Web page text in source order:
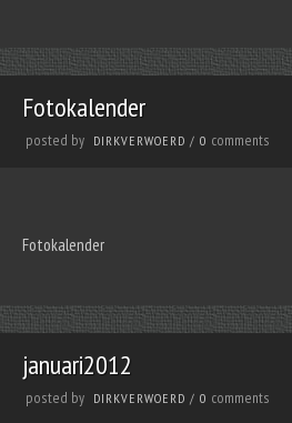
Fotokalender
posted by DIRKVERWOERD / 0 comments
Fotokalender
januari2012
posted by DIRKVERWOERD / 0 comments